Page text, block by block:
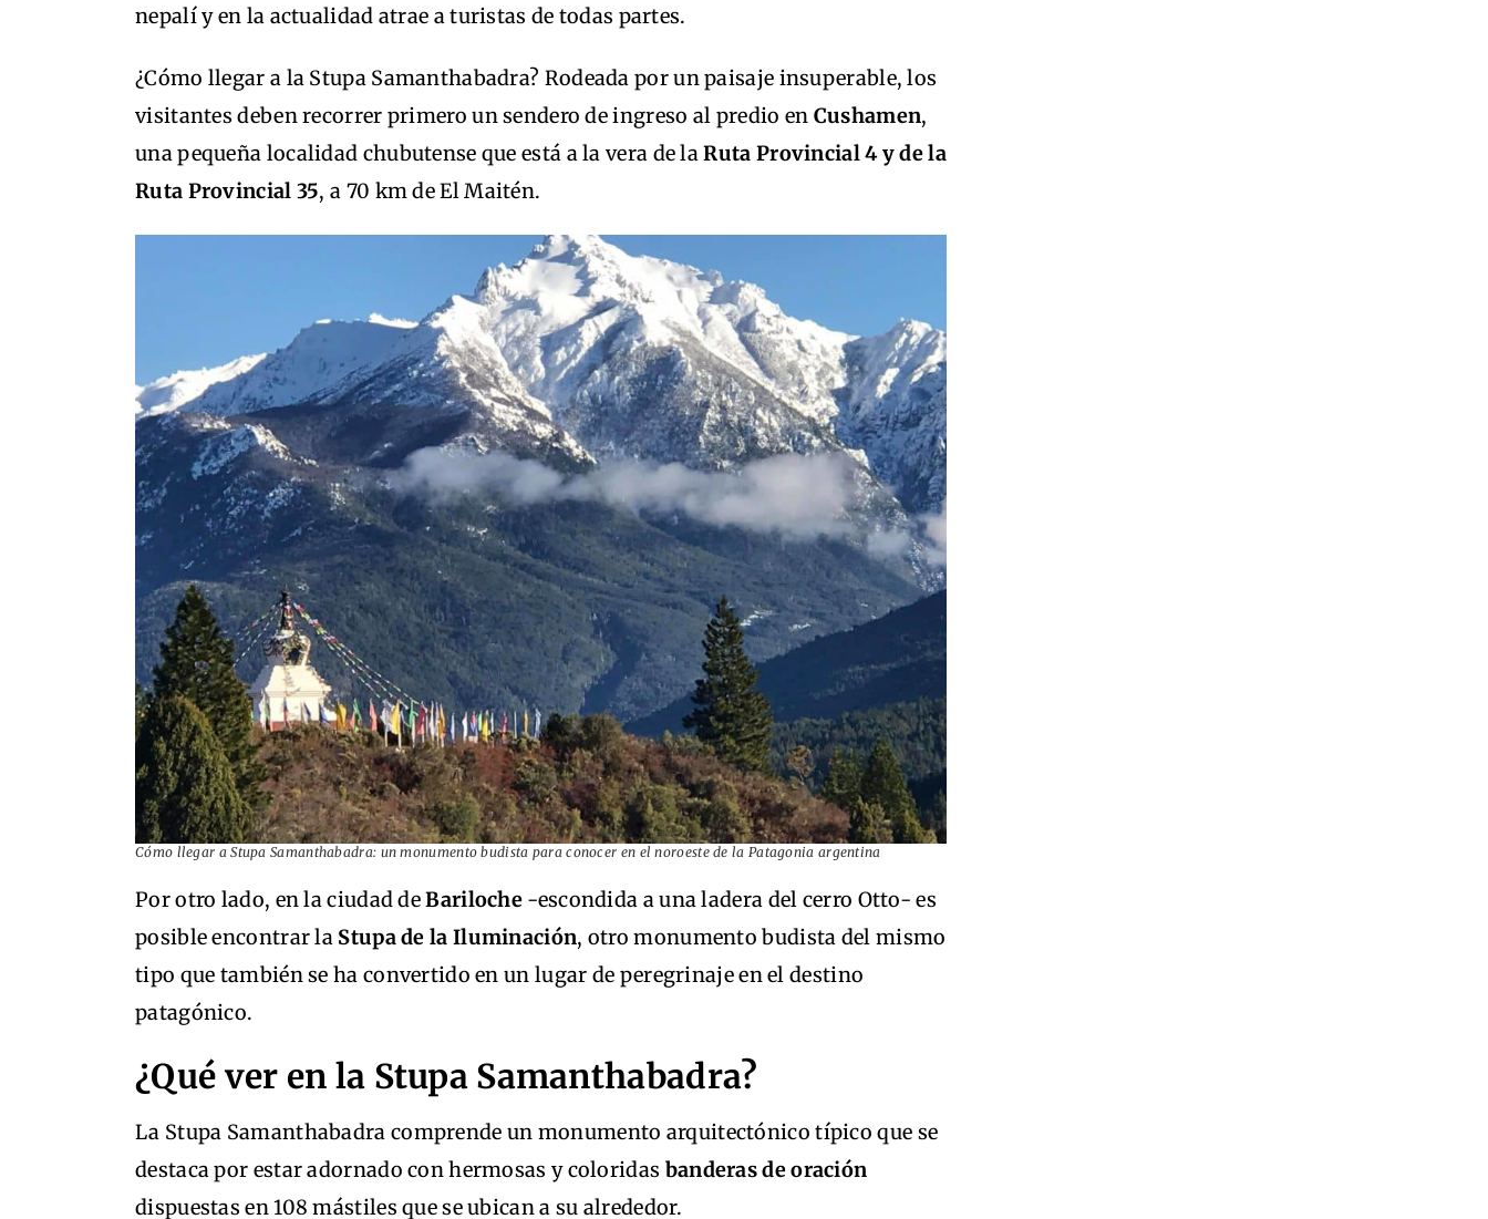
nepalí y en la actualidad atrae a turistas de todas partes.
¿Cómo llegar a la Stupa Samanthabadra? Rodeada por un paisaje insuperable, los
visitantes deben recorrer primero un sendero de ingreso al predio en Cushamen,
una pequeña localidad chubutense que está a la vera de laRuta Provincial 4 y de la
Ruta Provincial 35, a 70 km de El Maitén.
Cómo llegar a Stupa Samanthabadra: un monumento budista para conocer en el noroeste de la Patagonia argentina
Por otro lado, en la ciudad deBariloche -escondida a una ladera del cerro Otto- es
posible encontrar la Stupa de la Iluminación, otro monumento budista del mismo
tipo que también se ha convertido en un lugar de peregrinaje en el destino
patagónico.
¿Qué ver en la Stupa Samanthabadra?
La Stupa Samanthabadra comprende un monumento arquitectónico típico que se
destaca por estar adornado con hermosas y coloridas banderas de oración
dispuestas en 108 mástiles que se ubican a su alrededor.